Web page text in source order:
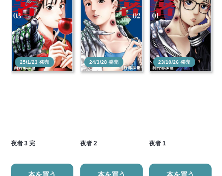
25/1/23 発売
夜者 3 完
24/3/28 発売
夜者 2
23/10/26 発売
夜者 1